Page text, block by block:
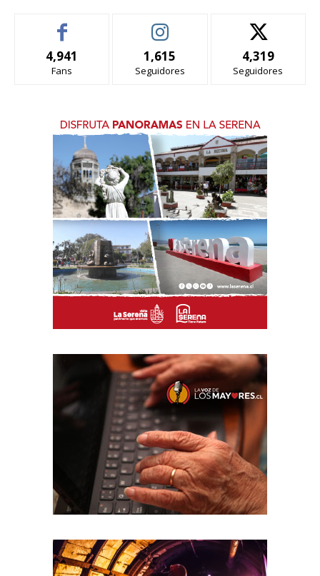
4,941
Fans
1,615
Seguidores
4,319
Seguidores